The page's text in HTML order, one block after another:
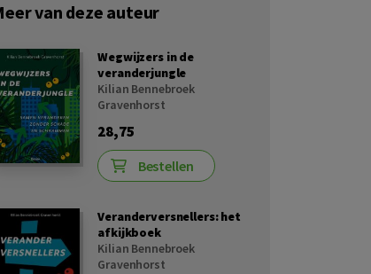
van deze auteur
Wegwijzers in de
veranderjungle
Kilian Bennebroek
Gravenhorst
28,75
Bestellen
Veranderversnellers: het
afkijkboek
Kilian Bennebroek
Gravenhorst